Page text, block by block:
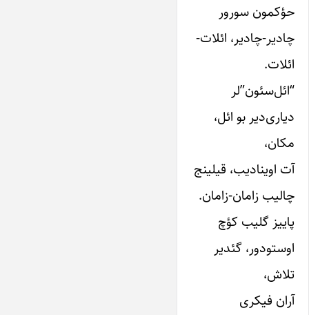
حؤکمون‌ سورور
چادیر-چادیر، ائلات‌-
ائلات‌.
“ائل‌سئون”‌لر
دیاری‌دیر بو ائل‌،
مکان‌،
آت‌ اوینادیب‌، قیلینج‌
چالیب‌ زامان‌-زامان‌.
پاییز گلیب‌ کؤچ‌
اوستو‌دور، گئدیر
تلاش‌،
آران‌ فیکری‌